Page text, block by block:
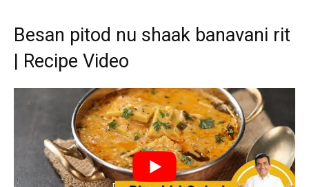
Besan pitod nu shaak banavani rit
| Recipe Video